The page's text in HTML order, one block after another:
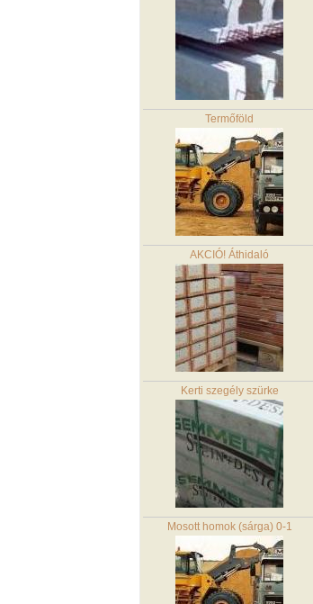
Termőföld
AKCIÓ! Áthidaló
Kerti szegély szürke
Mosott homok (sárga) 0-1